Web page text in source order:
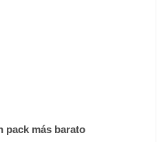
pack más barato